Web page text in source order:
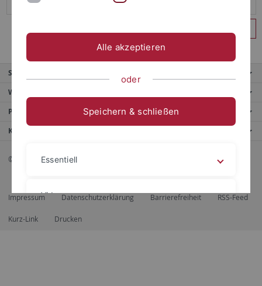
Service
Weitere Angebote
Portale
Kontaktinfo
© 2026 Eberhard Karls Universität Tübingen, Tübingen
Impressum Datenschutzerklärung Barrierefreiheit RSS-Feed
Kurz-Link Drucken
Alle akzeptieren
oder
Speichern & schließen
Essentiell
Videos